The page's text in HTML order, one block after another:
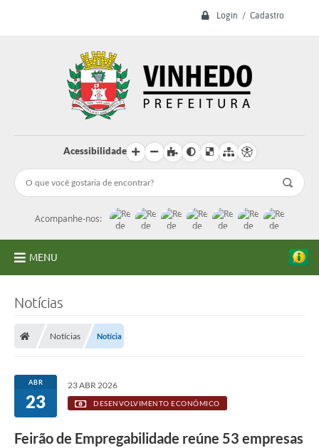
Login / Cadastro
Acessibilidade
Acompanhe-nos:
MENU
Licitações
Transparência
Concursos e Processos Seletivos
Notícias
Notícias Notícia
ABR
23
23 ABR 2026
DESENVOLVIMENTO ECONÔMICO
Feirão de Empregabilidade reúne 53 empresas